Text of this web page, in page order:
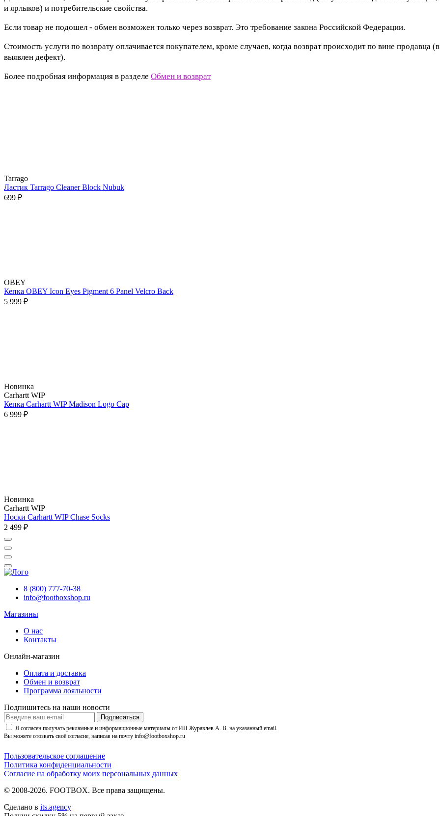
и ярлыков) и потребительские свойства.
Если товар не подошел - обмен возможен только через возврат. Это требование закона Российской Федерации.
Стоимость услуги по возврату оплачивается покупателем, кроме случаев, когда возврат происходит по вине продавца
выявлен дефект).
Более подробная информация в разделе Обмен и возврат
Tarrago
Ластик Tarrago Cleaner Block Nubuk
699 ₽
OBEY
Кепка OBEY Icon Eyes Pigment 6 Panel Velcro Back
5 999 ₽
Новинка
Carhartt WIP
Кепка Carhartt WIP Madison Logo Cap
6 999 ₽
Новинка
Carhartt WIP
Носки Carhartt WIP Chase Socks
2 499 ₽
8 (800) 777-70-38
info@footboxshop.ru
Магазины
О нас
Контакты
Онлайн-магазин
Оплата и доставка
Обмен и возврат
Программа лояльности
Подпишитесь на наши новости
Подписаться
Я согласен получать рекламные и информационные материалы от ИП Журавлев А. В. на указанный email.
Вы можете отозвать своё согласие, написав на почту info@footboxshop.ru
Пользовательское соглашение
Политика конфиденциальности
Согласие на обработку моих персональных данных
© 2008-2026. FOOTBOX. Все права защищены.
Сделано в its.agency